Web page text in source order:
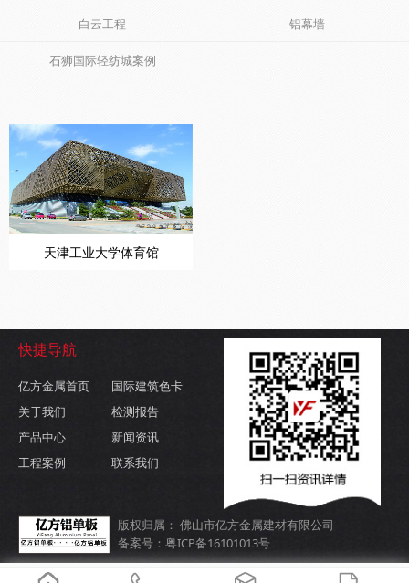
白云工程 铝幕墙
石狮国际轻纺城案例
天津工业大学体育馆
快捷导航
亿方金属首页
关于我们
产品中心
工程案例
国际建筑色卡
检测报告
新闻资讯
联系我们
版权归属： 佛山市亿方金属建材有限公司
备案号：粤ICP备16101013号